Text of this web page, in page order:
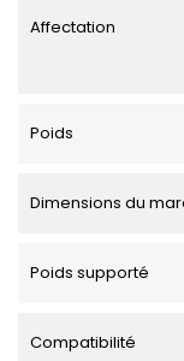
Affectation
Poids
Dimensions du
Poids supporté
Compatibilité